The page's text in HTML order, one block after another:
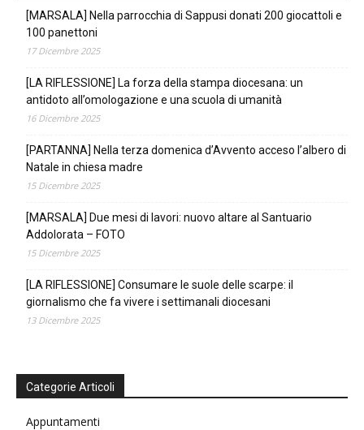
[MARSALA] Nella parrocchia di Sappusi donati 200 giocattoli e
100 panettoni
17 Dicembre 2025
[LA RIFLESSIONE] La forza della stampa diocesana: un
antidoto all’omologazione e una scuola di umanità
16 Dicembre 2025
[PARTANNA] Nella terza domenica d’Avvento acceso l’albero di
Natale in chiesa madre
15 Dicembre 2025
[MARSALA] Due mesi di lavori: nuovo altare al Santuario
Addolorata – FOTO
15 Dicembre 2025
[LA RIFLESSIONE] Consumare le suole delle scarpe: il
giornalismo che fa vivere i settimanali diocesani
13 Dicembre 2025
Categorie Articoli
Appuntamenti